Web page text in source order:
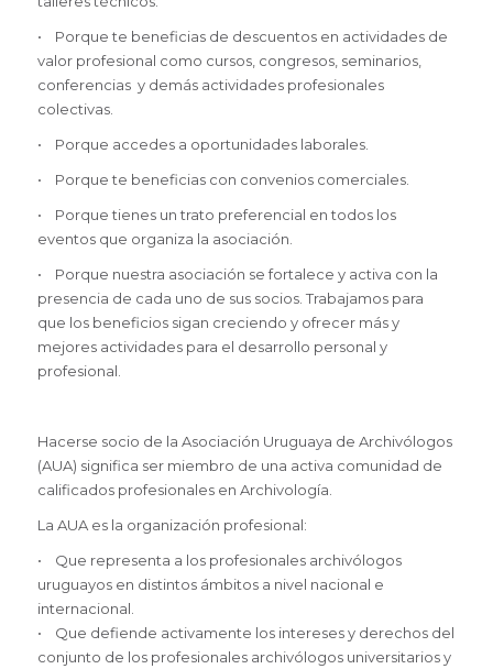
• Porque te beneficias de descuentos en actividades de
valor profesional como cursos, congresos, seminarios,
conferencias y demás actividades profesionales
colectivas.
• Porque accedes a oportunidades laborales.
• Porque te beneficias con convenios comerciales.
• Porque tienes un trato preferencial en todos los
eventos que organiza la asociación.
• Porque nuestra asociación se fortalece y activa con la
presencia de cada uno de sus socios. Trabajamos para
que los beneficios sigan creciendo y ofrecer más y
mejores actividades para el desarrollo personal y
profesional.
Hacerse socio de la Asociación Uruguaya de Archivólogos
(AUA) significa ser miembro de una activa comunidad de
calificados profesionales en Archivología.
La AUA es la organización profesional:
• Que representa a los profesionales archivólogos
uruguayos en distintos ámbitos a nivel nacional e
internacional.
• Que defiende activamente los intereses y derechos del
conjunto de los profesionales archivólogos universitarios y